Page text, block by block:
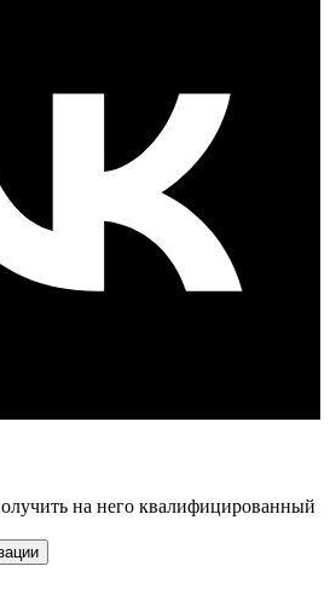
на него квалифицированный